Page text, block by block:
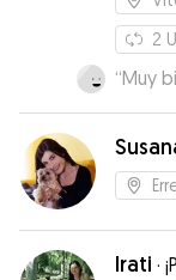
2
“Muy
Irati ·